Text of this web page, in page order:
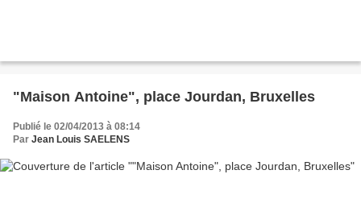
"Maison Antoine", place Jourdan, Bruxelles
Publié le 02/04/2013 à 08:14
Par Jean Louis SAELENS